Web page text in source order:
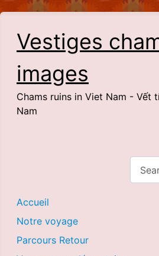
Vestiges
images
Chams ruins in Viet Nam - Vết
Nam
Accueil
Notre voyage
Parcours Retour